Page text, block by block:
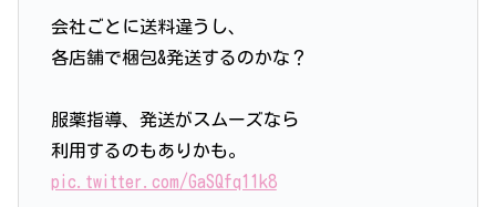
会社ごとに送料違うし、
各店舗で梱包&発送するのかな？
服薬指導、発送がスムーズなら
利用するのもありかも。
pic.twitter.com/GaSQfq11k8